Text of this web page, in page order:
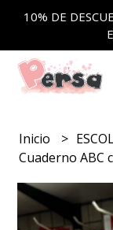
10% DE
Inicio
Cuaderno ABC